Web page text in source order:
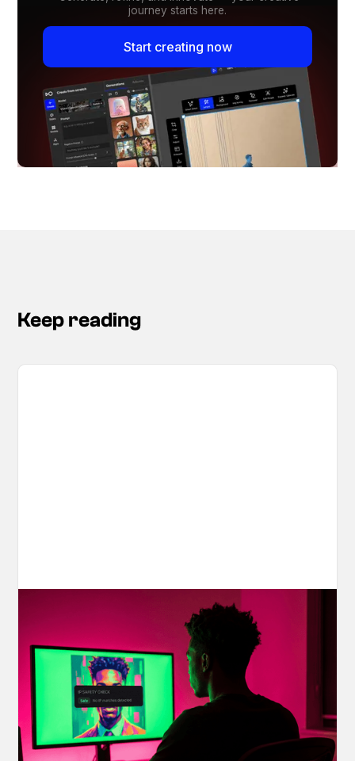
journey starts here.
Start creating now
Keep reading
Your AI Creations, Protected: How
OpenArt's IP Safety Check Keeps
Creators Safe
You made something you love, but is it safe to
share? OpenArt's IP Safety Check, powered
by CopySight, lets you scan your creations for
potential IP issues before they leave your
hands.
April 2, 2026